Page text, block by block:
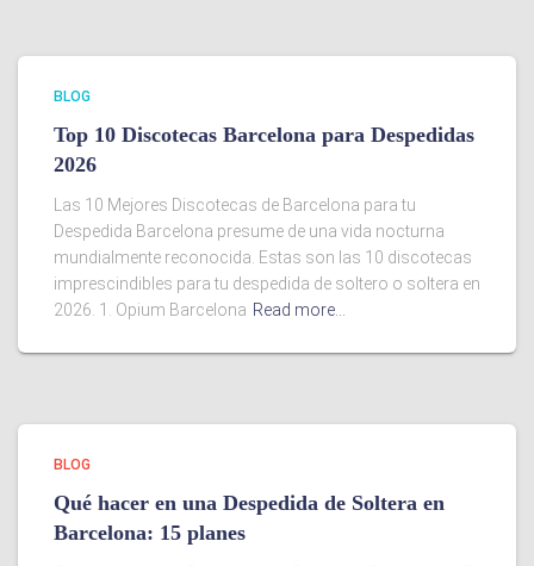
BLOG
Top 10 Discotecas Barcelona para Despedidas
2026
Las 10 Mejores Discotecas de Barcelona para tu
Despedida Barcelona presume de una vida nocturna
mundialmente reconocida. Estas son las 10 discotecas
imprescindibles para tu despedida de soltero o soltera en
2026. 1. Opium Barcelona Read more…
BLOG
Qué hacer en una Despedida de Soltera en
Barcelona: 15 planes